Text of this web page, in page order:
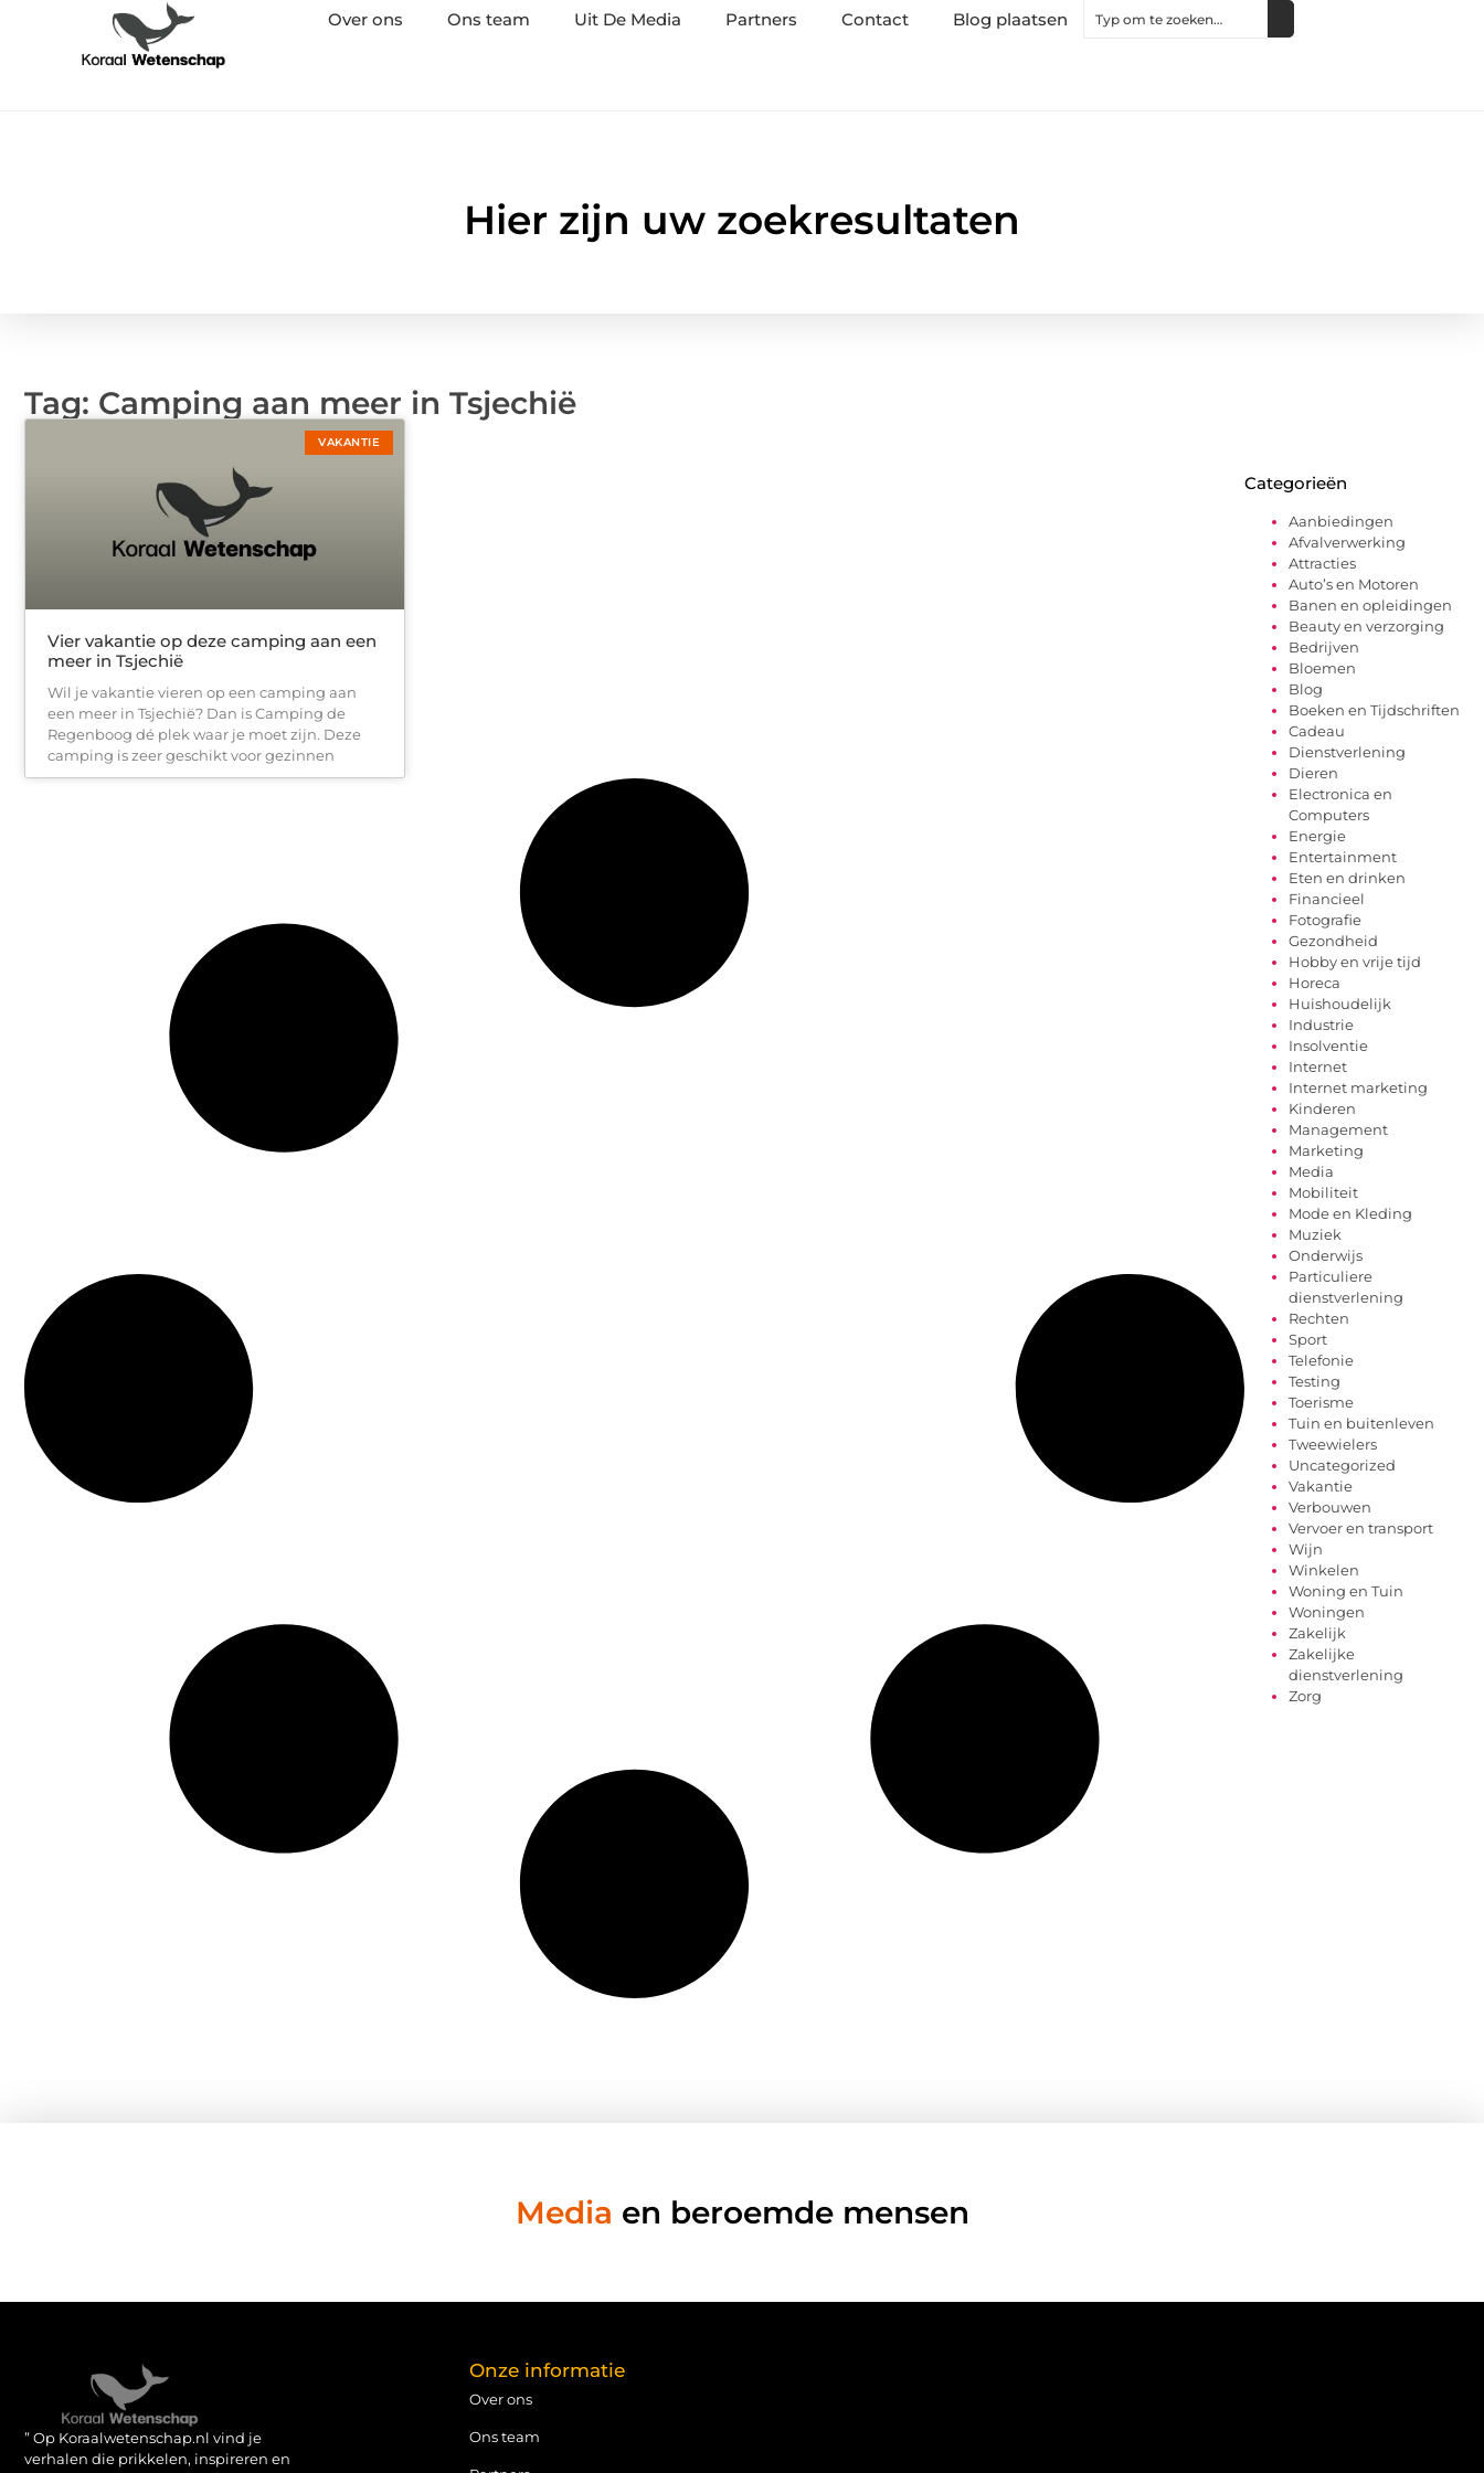
Over ons Ons team Uit De Media Partners Contact Blog plaatsen
Hier zijn uw zoekresultaten
Tag: Camping aan meer in Tsjechië
VAKANTIE
Vier vakantie op deze camping aan een
meer in Tsjechië
Wil je vakantie vieren op een camping aan
een meer in Tsjechië? Dan is Camping de
Regenboog dé plek waar je moet zijn. Deze
camping is zeer geschikt voor gezinnen
Categorieën
Aanbiedingen
Afvalverwerking
Attracties
Auto’s en Motoren
Banen en opleidingen
Beauty en verzorging
Bedrijven
Bloemen
Blog
Boeken en Tijdschriften
Cadeau
Dienstverlening
Dieren
Electronica en
Computers
Energie
Entertainment
Eten en drinken
Financieel
Fotografie
Gezondheid
Hobby en vrije tijd
Horeca
Huishoudelijk
Industrie
Insolventie
Internet
Internet marketing
Kinderen
Management
Marketing
Media
Mobiliteit
Mode en Kleding
Muziek
Onderwijs
Particuliere
dienstverlening
Rechten
Sport
Telefonie
Testing
Toerisme
Tuin en buitenleven
Tweewielers
Uncategorized
Vakantie
Verbouwen
Vervoer en transport
Wijn
Winkelen
Woning en Tuin
Woningen
Zakelijk
Zakelijke
dienstverlening
Zorg
Media en beroemde mensen
” Op Koraalwetenschap.nl vind je
verhalen die prikkelen, inspireren en
Onze informatie
Over ons
Ons team